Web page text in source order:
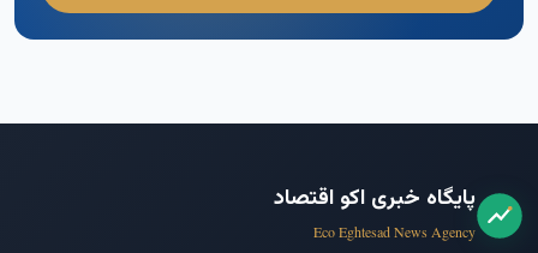
پایگاه خبری اکو اقتصاد
Eco Eghtesad News Agency